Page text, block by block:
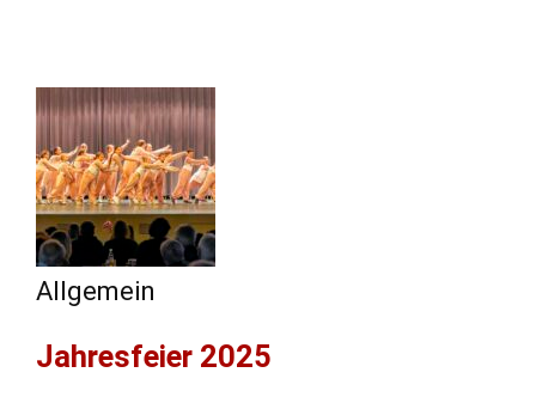
Allgemein
Jahresfeier 2025